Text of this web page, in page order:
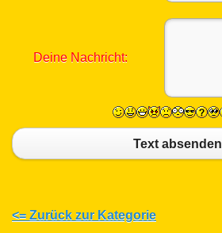
Deine Nachricht:
Text absenden
<= Zurück zur Kategorie